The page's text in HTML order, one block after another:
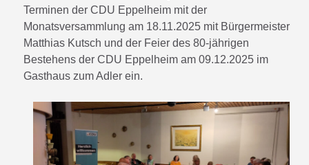
Terminen der CDU Eppelheim mit der
Monatsversammlung am 18.11.2025 mit Bürgermeister
Matthias Kutsch und der Feier des 80-jährigen
Bestehens der CDU Eppelheim am 09.12.2025 im
Gasthaus zum Adler ein.